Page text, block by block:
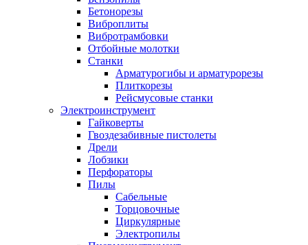
Бетонорезы
Виброплиты
Вибротрамбовки
Отбойные молотки
Станки
Арматурогибы и арматурорезы
Плиткорезы
Рейсмусовые станки
Электроинструмент
Гайковерты
Гвоздезабивные пистолеты
Дрели
Лобзики
Перфораторы
Пилы
Сабельные
Торцовочные
Циркулярные
Электропилы